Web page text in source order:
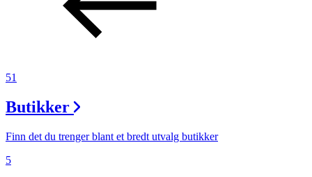
51
Butikker
Finn det du trenger blant et bredt utvalg butikker
5